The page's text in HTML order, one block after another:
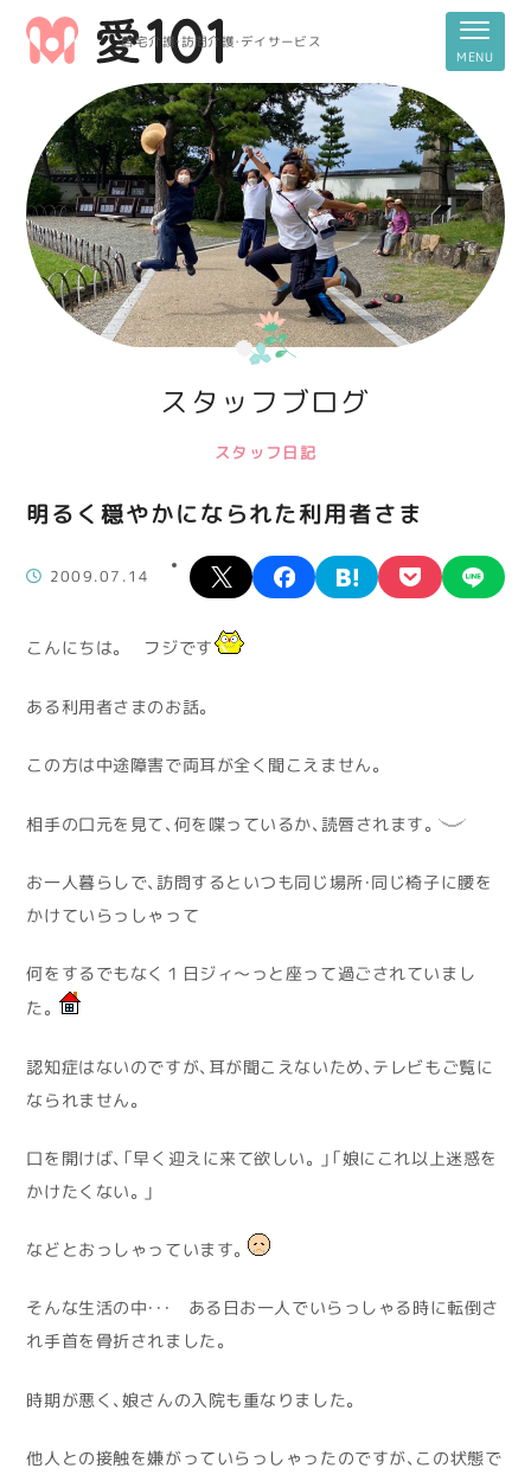
居宅介護・訪問介護・デイサービス
スタッフブログ
スタッフ日記
明るく穏やかになられた利用者さま
2009.07.14
X facebookhatena pocket
こんにちは。 フジです
ある利用者さまのお話。
この方は中途障害で両耳が全く聞こえません。
相手の口元を見て、何を喋っているか、読唇されます。
お一人暮らしで、訪問するといつも同じ場所・同じ椅子に腰を
かけていらっしゃって
何をするでもなく１日ジィ～っと座って過ごされていまし
た。
認知症はないのですが、耳が聞こえないため、テレビもご覧に
なられません。
口を開けば、「早く迎えに来て欲しい。」「娘にこれ以上迷惑を
かけたくない。」
などとおっしゃっています。
そんな生活の中・・・ ある日お一人でいらっしゃる時に転倒さ
れ手首を骨折されました。
時期が悪く、娘さんの入院も重なりました。
他人との接触を嫌がっていらっしゃったのですが、この状態で